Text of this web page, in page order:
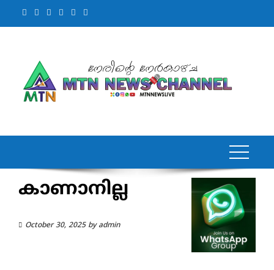
കാണാനില്ല
October 30, 2025by admin